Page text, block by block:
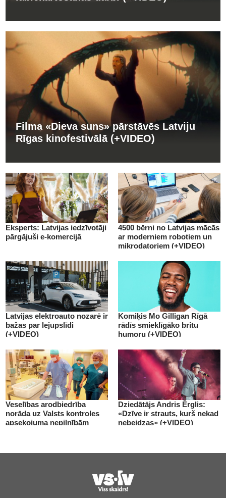
Filma «Dieva suns» pārstāvēs Latviju
Rīgas kinofestivālā (+VIDEO)
Eksperts: Latvijas iedzīvotāji
pārgājuši e-komercijā
4500 bērni no Latvijas mācās
ar moderniem robotiem un
mikrodatoriem (+VIDEO)
Latvijas elektroauto nozarē ir
bažas par lejupslīdi
(+VIDEO)
Komiķis Mo Gilligan Rīgā
rādīs smieklīgāko britu
humoru (+VIDEO)
Veselības arodbiedrība
norāda uz Valsts kontroles
apsekojuma nepilnībām
Dziedātājs Andris Ērglis:
«Dzīve ir strauts, kurš nekad
nebeidzas» (+VIDEO)